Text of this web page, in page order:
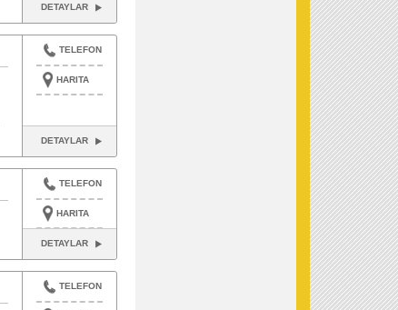
DETAYLAR
TELEFON
HARITA
DETAYLAR
TELEFON
HARITA
DETAYLAR
TELEFON